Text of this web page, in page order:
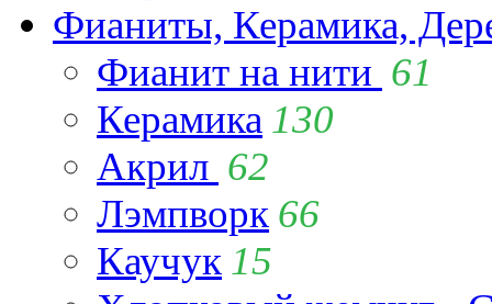
Фианиты, Керамика,
Фианит на нити 61
Керамика 130
Акрил 62
Лэмпворк 66
Каучук 15